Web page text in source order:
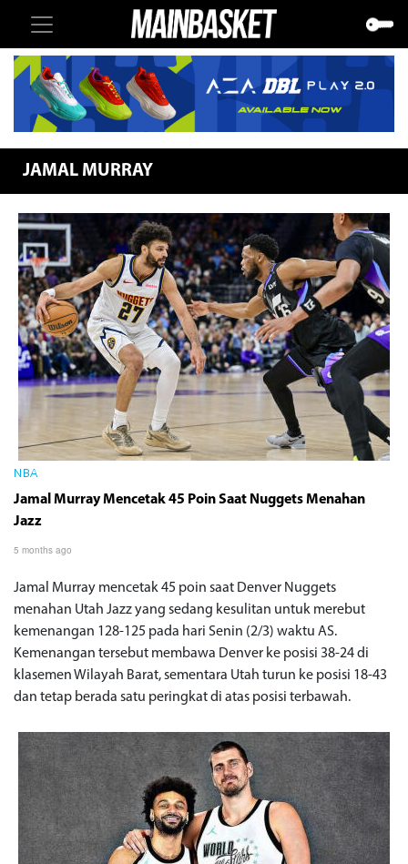
JAMAL MURRAY
NBA
Jamal Murray Mencetak 45 Poin Saat Nuggets Menahan
Jazz
5 months ago
Jamal Murray mencetak 45 poin saat Denver Nuggets
menahan Utah Jazz yang sedang kesulitan untuk merebut
kemenangan 128-125 pada hari Senin (2/3) waktu AS.
Kemenangan tersebut membawa Denver ke posisi 38-24 di
klasemen Wilayah Barat, sementara Utah turun ke posisi 18-43
dan tetap berada satu peringkat di atas posisi terbawah.